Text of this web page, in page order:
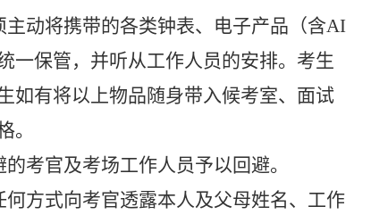
动将携带的各类钟表、电子产品（含AI
一保管，并听从工作人员的安排。考生
如有将以上物品随身带入候考室、面试
。
考官及考场工作人员予以回避。
方式向考官透露本人及父母姓名、工作